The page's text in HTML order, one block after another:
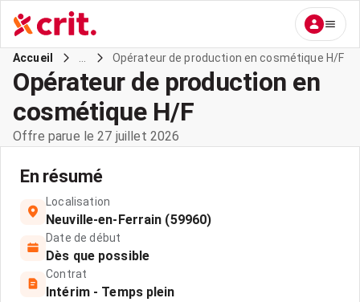
Accueil Opérateur de production en cosmétique H/F
Opérateur de production en
cosmétique H/F
Offre parue le 27 juillet 2026
En résumé
Localisation
Neuville-en-Ferrain (59960)
Date de début
Dès que possible
Contrat
Intérim - Temps plein